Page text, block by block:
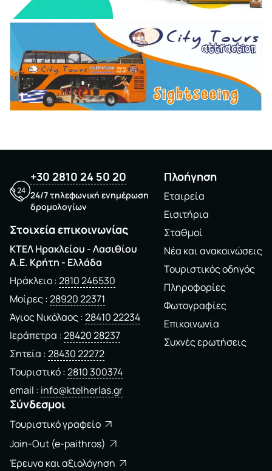
+30 2810 24 50 20
24/7 τηλεφωνική ενημέρωση
δρομολογίων
Στοιχεία επικοινωνίας
ΚΤΕΛ Ηρακλείου - Λασιθίου
A.E. Kρήτη - Ελλάδα
Ηράκλειο 2810 246530
Μοίρες 28920 22371
Άγιος Νικόλαος 28410 22234
Ιεράπετρα 28420 28237
Σητεία 28430 22272
Τουριστικό 2810 300374
email info@ktelherlas.gr
Πλοήγηση
Εταιρεία
Εισιτήρια
Σταθμοί
Νέα και ανακοινώσεις
Τουριστικός οδηγός
Πληροφορίες
Φωτογραφίες
Επικοινωνία
Συχνές ερωτήσεις
Σύνδεσμοι
Τουριστικό γραφείο
Join-Out (e-paithros)
Έρευνα και αξιολόγηση